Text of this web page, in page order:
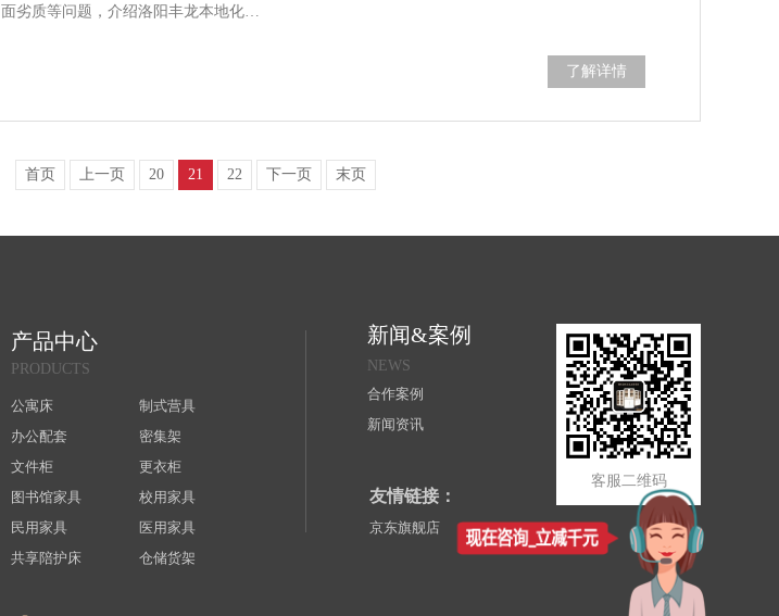
面劣质等问题，介绍洛阳丰龙本地化…
了解详情
首页 上一页 20 21 22 下一页 末页
产品中心
PRODUCTS
公寓床
制式营具
办公配套
密集架
文件柜
更衣柜
图书馆家具
校用家具
民用家具
医用家具
共享陪护床
仓储货架
新闻&案例
NEWS
合作案例
新闻资讯
客服二维码
友情链接：
京东旗舰店